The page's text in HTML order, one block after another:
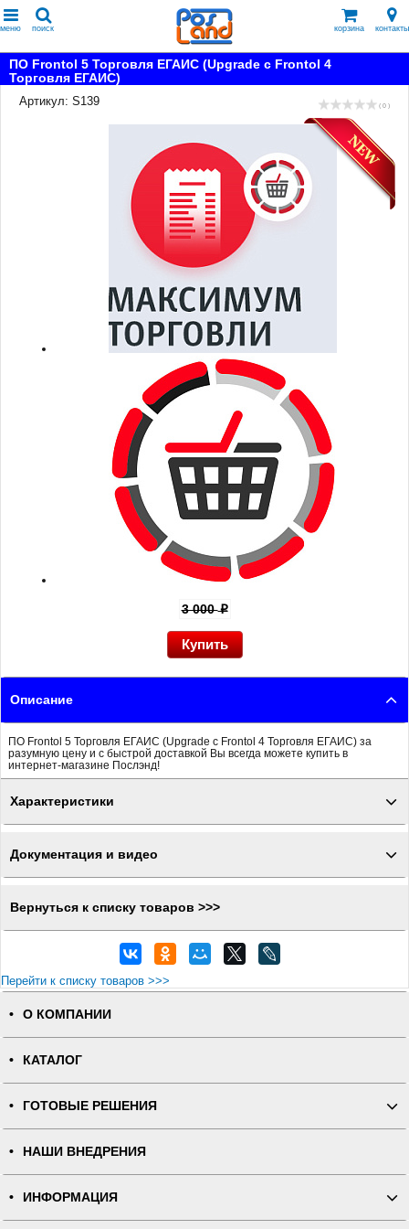
меню поиск корзина контакты
ПО Frontol 5 Торговля ЕГАИС (Upgrade с Frontol 4
Торговля ЕГАИС)
Артикул: S139
( 0 )
3 000p
Описание
ПО Frontol 5 Торговля ЕГАИС (Upgrade с Frontol 4 Торговля ЕГАИС) за
разумную цену и с быстрой доставкой Вы всегда можете купить в
интернет-магазине Послэнд!
Характеристики
Документация и видео
Вернуться к списку товаров >>>
Перейти к списку товаров >>>
О КОМПАНИИ
КАТАЛОГ
ГОТОВЫЕ РЕШЕНИЯ
НАШИ ВНЕДРЕНИЯ
ИНФОРМАЦИЯ